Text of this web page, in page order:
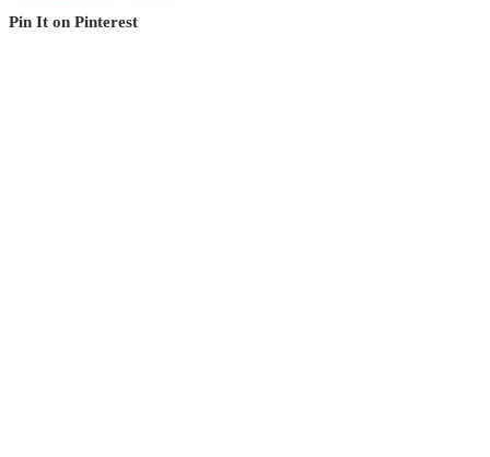
Pin It on Pinterest